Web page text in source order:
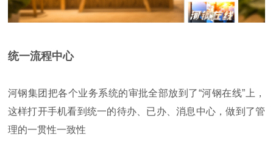
统一流程中心
河钢集团把各个业务系统的审批全部放到了“河钢在线”上，
这样打开手机看到统一的待办、已办、消息中心，做到了管
理的一贯性一致性